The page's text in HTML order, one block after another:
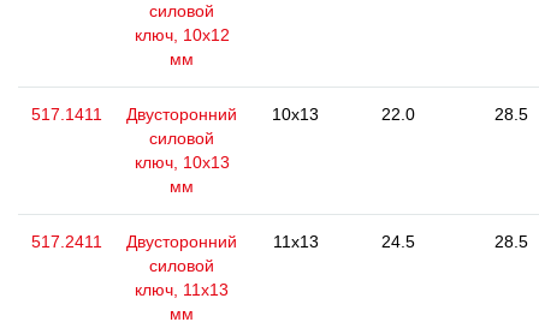
силовой
ключ, 10x12
мм
517.1411
Двусторонний
силовой
ключ, 10x13
мм
10x13 22.0 28.5
517.2411
Двусторонний
силовой
ключ, 11x13
мм
11x13 24.5 28.5